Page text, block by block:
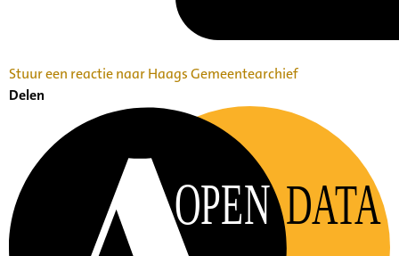
Stuur een reactie naar Haags Gemeentearchief
Delen
OPEN DATA